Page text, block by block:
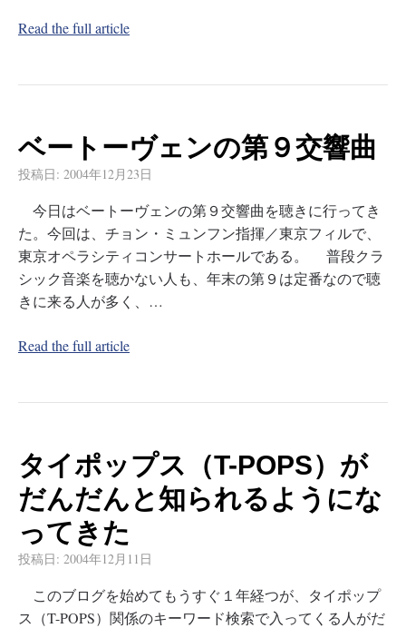
Read the full article
ベートーヴェンの第９交響曲
投稿日: 2004年12月23日
今日はベートーヴェンの第９交響曲を聴きに行ってき
た。今回は、チョン・ミュンフン指揮／東京フィルで、
東京オペラシティコンサートホールである。 普段クラ
シック音楽を聴かない人も、年末の第９は定番なので聴
きに来る人が多く、…
Read the full article
タイポップス（T-POPS）が
だんだんと知られるようにな
ってきた
投稿日: 2004年12月11日
このブログを始めてもうすぐ１年経つが、タイポップ
ス（T-POPS）関係のキーワード検索で入ってくる人がだ